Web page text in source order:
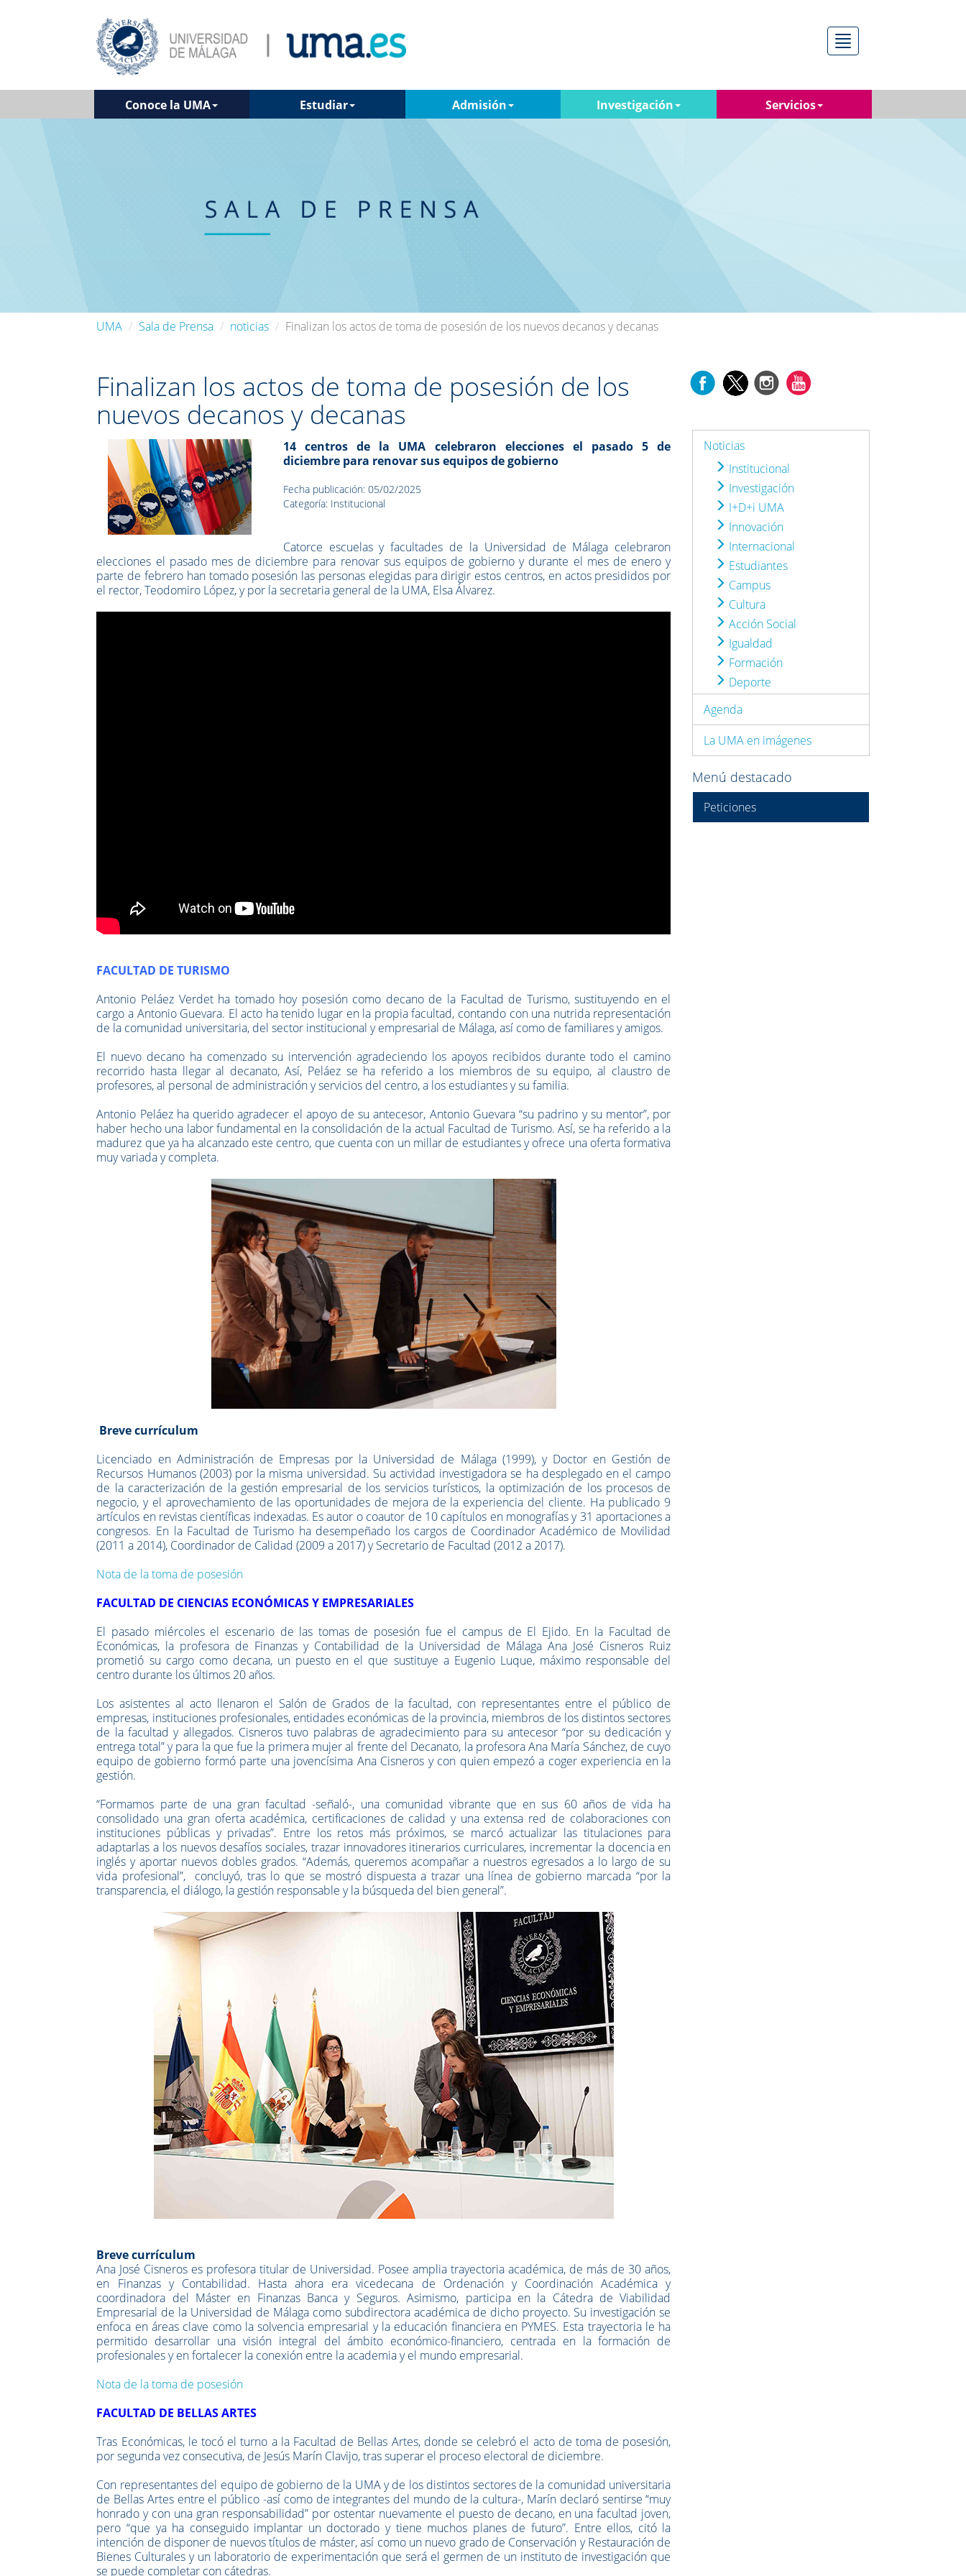
Menú
Conoce la UMA Estudiar Admisión Investigación Servicios
UMA Sala de Prensa noticias Finalizan los actos de toma de posesión de los nuevos decanos y decanas
Finalizan los actos de toma de posesión de los
nuevos decanos y decanas
14 centros de la UMA celebraron elecciones el pasado 5 de
diciembre para renovar sus equipos de gobierno
Fecha publicación: 05/02/2025
Categoría: Institucional
Catorce escuelas y facultades de la Universidad de Málaga celebraron
elecciones el pasado mes de diciembre para renovar sus equipos de gobierno y durante el mes de enero y
parte de febrero han tomado posesión las personas elegidas para dirigir estos centros, en actos presididos por
el rector, Teodomiro López, y por la secretaria general de la UMA, Elsa Álvarez.
FACULTAD DE TURISMO
Antonio Peláez Verdet ha tomado hoy posesión como decano de la Facultad de Turismo, sustituyendo en el
cargo a Antonio Guevara. El acto ha tenido lugar en la propia facultad, contando con una nutrida representación
de la comunidad universitaria, del sector institucional y empresarial de Málaga, así como de familiares y amigos.
El nuevo decano ha comenzado su intervención agradeciendo los apoyos recibidos durante todo el camino
recorrido hasta llegar al decanato, Así, Peláez se ha referido a los miembros de su equipo, al claustro de
profesores, al personal de administración y servicios del centro, a los estudiantes y su familia.
Antonio Peláez ha querido agradecer el apoyo de su antecesor, Antonio Guevara “su padrino y su mentor”, por
haber hecho una labor fundamental en la consolidación de la actual Facultad de Turismo. Así, se ha referido a la
madurez que ya ha alcanzado este centro, que cuenta con un millar de estudiantes y ofrece una oferta formativa
muy variada y completa.
Breve currículum
Licenciado en Administración de Empresas por la Universidad de Málaga (1999), y Doctor en Gestión de
Recursos Humanos (2003) por la misma universidad. Su actividad investigadora se ha desplegado en el campo
de la caracterización de la gestión empresarial de los servicios turísticos, la optimización de los procesos de
negocio, y el aprovechamiento de las oportunidades de mejora de la experiencia del cliente. Ha publicado 9
artículos en revistas científicas indexadas. Es autor o coautor de 10 capítulos en monografías y 31 aportaciones a
congresos. En la Facultad de Turismo ha desempeñado los cargos de Coordinador Académico de Movilidad
(2011 a 2014), Coordinador de Calidad (2009 a 2017) y Secretario de Facultad (2012 a 2017).
Nota de la toma de posesión
FACULTAD DE CIENCIAS ECONÓMICAS Y EMPRESARIALES
El pasado miércoles el escenario de las tomas de posesión fue el campus de El Ejido. En la Facultad de
Económicas, la profesora de Finanzas y Contabilidad de la Universidad de Málaga Ana José Cisneros Ruiz
prometió su cargo como decana, un puesto en el que sustituye a Eugenio Luque, máximo responsable del
centro durante los últimos 20 años.
Los asistentes al acto llenaron el Salón de Grados de la facultad, con representantes entre el público de
empresas, instituciones profesionales, entidades económicas de la provincia, miembros de los distintos sectores
de la facultad y allegados. Cisneros tuvo palabras de agradecimiento para su antecesor “por su dedicación y
entrega total” y para la que fue la primera mujer al frente del Decanato, la profesora Ana María Sánchez, de cuyo
equipo de gobierno formó parte una jovencísima Ana Cisneros y con quien empezó a coger experiencia en la
gestión.
“Formamos parte de una gran facultad -señaló-, una comunidad vibrante que en sus 60 años de vida ha
consolidado una gran oferta académica, certificaciones de calidad y una extensa red de colaboraciones con
instituciones públicas y privadas”. Entre los retos más próximos, se marcó actualizar las titulaciones para
adaptarlas a los nuevos desafíos sociales, trazar innovadores itinerarios curriculares, incrementar la docencia en
inglés y aportar nuevos dobles grados. “Además, queremos acompañar a nuestros egresados a lo largo de su
vida profesional”, concluyó, tras lo que se mostró dispuesta a trazar una línea de gobierno marcada “por la
transparencia, el diálogo, la gestión responsable y la búsqueda del bien general”.
Breve currículum
Ana José Cisneros es profesora titular de Universidad. Posee amplia trayectoria académica, de más de 30 años,
en Finanzas y Contabilidad. Hasta ahora era vicedecana de Ordenación y Coordinación Académica y
coordinadora del Máster en Finanzas Banca y Seguros. Asimismo, participa en la Cátedra de Viabilidad
Empresarial de la Universidad de Málaga como subdirectora académica de dicho proyecto. Su investigación se
enfoca en áreas clave como la solvencia empresarial y la educación financiera en PYMES. Esta trayectoria le ha
permitido desarrollar una visión integral del ámbito económico-financiero, centrada en la formación de
profesionales y en fortalecer la conexión entre la academia y el mundo empresarial.
Nota de la toma de posesión
FACULTAD DE BELLAS ARTES
Tras Económicas, le tocó el turno a la Facultad de Bellas Artes, donde se celebró el acto de toma de posesión,
por segunda vez consecutiva, de Jesús Marín Clavijo, tras superar el proceso electoral de diciembre.
Con representantes del equipo de gobierno de la UMA y de los distintos sectores de la comunidad universitaria
de Bellas Artes entre el público -así como de integrantes del mundo de la cultura-, Marín declaró sentirse “muy
honrado y con una gran responsabilidad” por ostentar nuevamente el puesto de decano, en una facultad joven,
pero “que ya ha conseguido implantar un doctorado y tiene muchos planes de futuro”. Entre ellos, citó la
intención de disponer de nuevos títulos de máster, así como un nuevo grado de Conservación y Restauración de
Bienes Culturales y un laboratorio de experimentación que será el germen de un instituto de investigación que
se puede completar con cátedras.
Noticias
Institucional
Investigación
I+D+i UMA
Innovación
Internacional
Estudiantes
Campus
Cultura
Acción Social
Igualdad
Formación
Deporte
Agenda
La UMA en imágenes
Menú destacado
Peticiones